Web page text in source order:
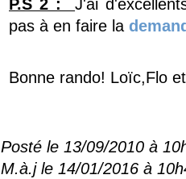
P.S 2 :J'ai
pas à en faire la
Bonne rando! Loïc,Flo
Posté le 13/09/2010 à
M.à.j le 14/01/2016 à